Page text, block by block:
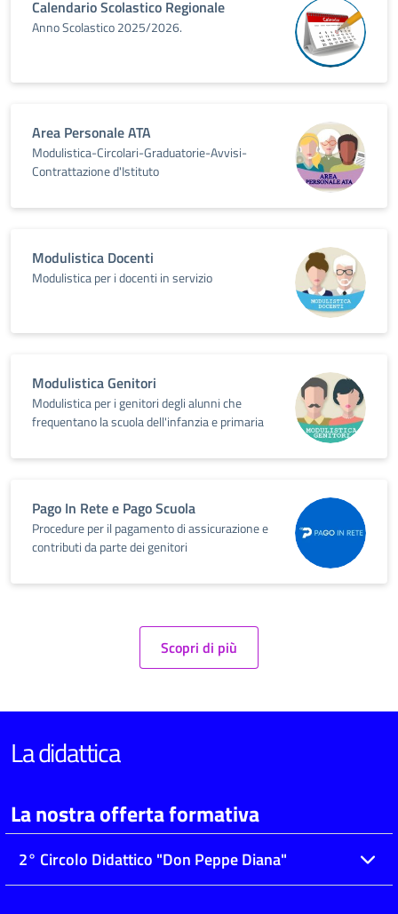
Calendario Scolastico Regionale
Anno Scolastico 2025/2026.
Area Personale ATA
Modulistica-Circolari-Graduatorie-Avvisi-
Contrattazione d'Istituto
Modulistica Docenti
Modulistica per i docenti in servizio
Modulistica Genitori
Modulistica per i genitori degli alunni che
frequentano la scuola dell'infanzia e primaria
Pago In Rete e Pago Scuola
Procedure per il pagamento di assicurazione e
contributi da parte dei genitori
Scopri di più
La didattica
La nostra offerta formativa
2° Circolo Didattico "Don Peppe Diana"